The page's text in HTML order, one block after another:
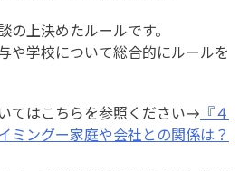
の上決めたルールです。
や学校について総合的にルールを
てはこちらを参照ください→ 『４
ミングー家庭や会社との関係は？